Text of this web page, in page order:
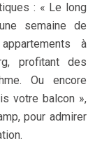
: « Le long
semaine de
à
profitant des
Ou encore
votre balcon »,
pour admirer